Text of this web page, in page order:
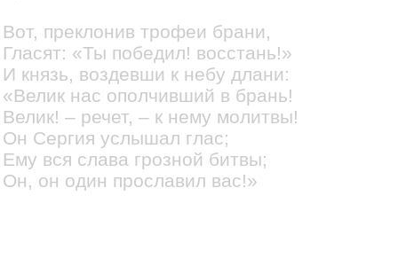
Вот, преклонив трофеи брани,
Гласят: «Ты победил! восстань!»
И князь, воздевши к небу длани:
«Велик нас ополчивший в брань!
Велик! – речет, – к нему молитвы!
Он Сергия услышал глас;
Ему вся слава грозной битвы;
Он, он один прославил вас!»